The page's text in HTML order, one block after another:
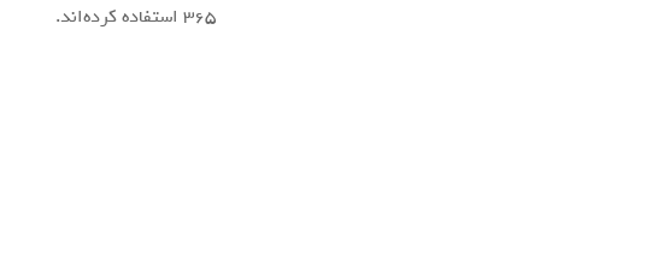
365 استفاده کرده‌اند.